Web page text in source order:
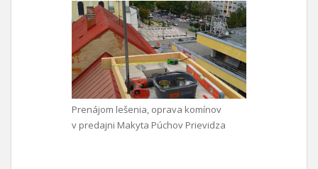
Prenájom lešenia, oprava komínov
v predajni Makyta Púchov Prievidza